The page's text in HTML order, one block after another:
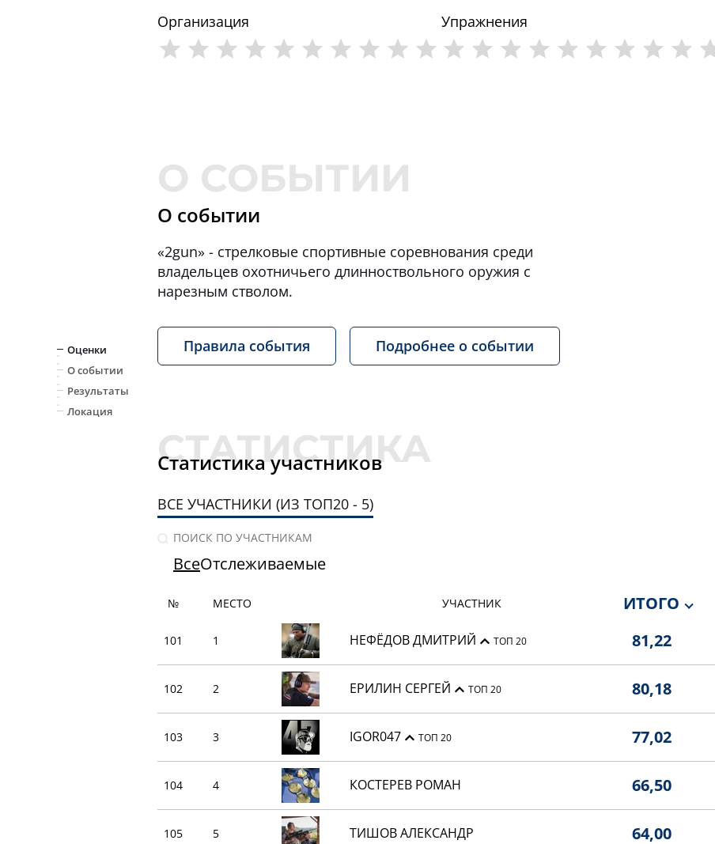
Оценки
О событии
Результаты
Локация
Организация Упражнения
О событии
«2gun» - стрелковые спортивные соревнования среди
владельцев охотничьего длинноствольного оружия с
нарезным стволом.
Правила события Подробнее о событии
Статистика участников
ВСЕ УЧАСТНИКИ (ИЗ ТОП20 - 5)
ВсеОтслеживаемые
№ МЕСТО УЧАСТНИК ИТОГО
101 1 НЕФЁДОВ ДМИТРИЙ ТОП 20 81,22
102 2 ЕРИЛИН СЕРГЕЙ ТОП 20 80,18
103 3 IGOR047 ТОП 20 77,02
104 4 КОСТЕРЕВ РОМАН 66,50
105 5 ТИШОВ АЛЕКСАНДР 64,00